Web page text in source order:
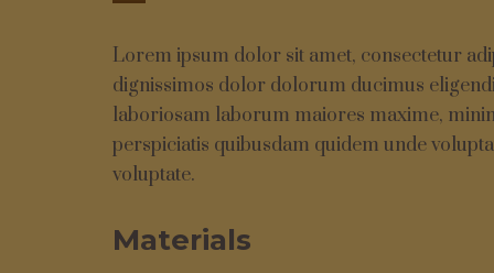
Lorem ipsum dolor sit amet, consectetur
dignissimos dolor dolorum ducimus
laboriosam laborum maiores maxime,
perspiciatis quibusdam quidem unde
voluptate.
Materials